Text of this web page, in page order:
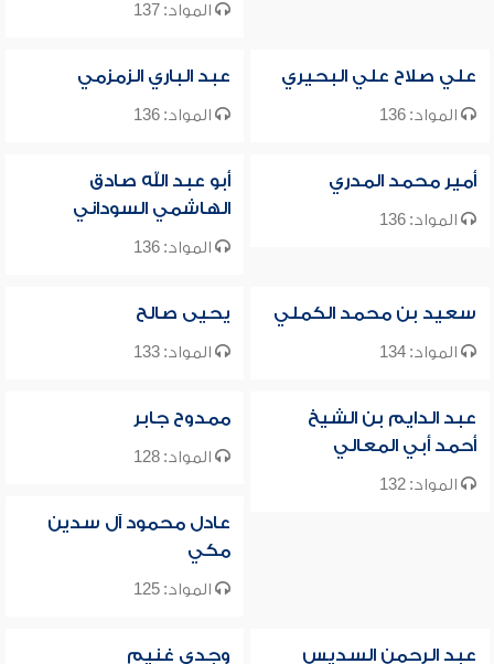
المواد: 137
علي صلاح علي البحيري
المواد: 136
عبد الباري الزمزمي
المواد: 136
أمير محمد المدري
المواد: 136
أبو عبد الله صادق
الهاشمي السوداني
المواد: 136
سعيد بن محمد الكملي
المواد: 134
يحيى صالح
المواد: 133
عبد الدايم بن الشيخ
أحمد أبي المعالي
المواد: 132
ممدوح جابر
المواد: 128
عادل محمود آل سدين
مكي
المواد: 125
عبد الرحمن السديس وجدي غنيم